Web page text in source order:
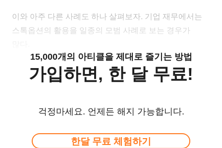
이와 아주 다른 사례도 하나 살펴보자. 기업 재무에서는
스톡옵션의 활용을 일종의 모범 사례로 보는 경우가
15,000개의 아티클을 제대로 즐기는 방법
가입하면, 한 달 무료!
걱정마세요. 언제든 해지 가능합니다.
한달 무료 체험하기